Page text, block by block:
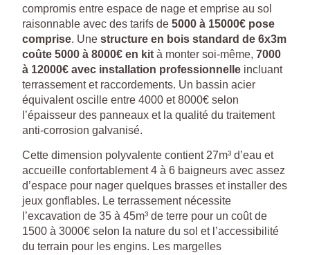
compromis entre espace de nage et emprise au sol
raisonnable avec des tarifs de 5000 à 15000€ pose
comprise. Une structure en bois standard de 6x3m
coûte 5000 à 8000€ en kit à monter soi-même, 7000
à 12000€ avec installation professionnelle incluant
terrassement et raccordements. Un bassin acier
équivalent oscille entre 4000 et 8000€ selon
l’épaisseur des panneaux et la qualité du traitement
anti-corrosion galvanisé.
Cette dimension polyvalente contient 27m³ d’eau et
accueille confortablement 4 à 6 baigneurs avec assez
d’espace pour nager quelques brasses et installer des
jeux gonflables. Le terrassement nécessite
l’excavation de 35 à 45m³ de terre pour un coût de
1500 à 3000€ selon la nature du sol et l’accessibilité
du terrain pour les engins. Les margelles